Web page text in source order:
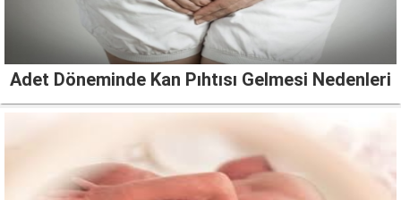
Adet Döneminde Kan Pıhtısı Gelmesi Nedenleri